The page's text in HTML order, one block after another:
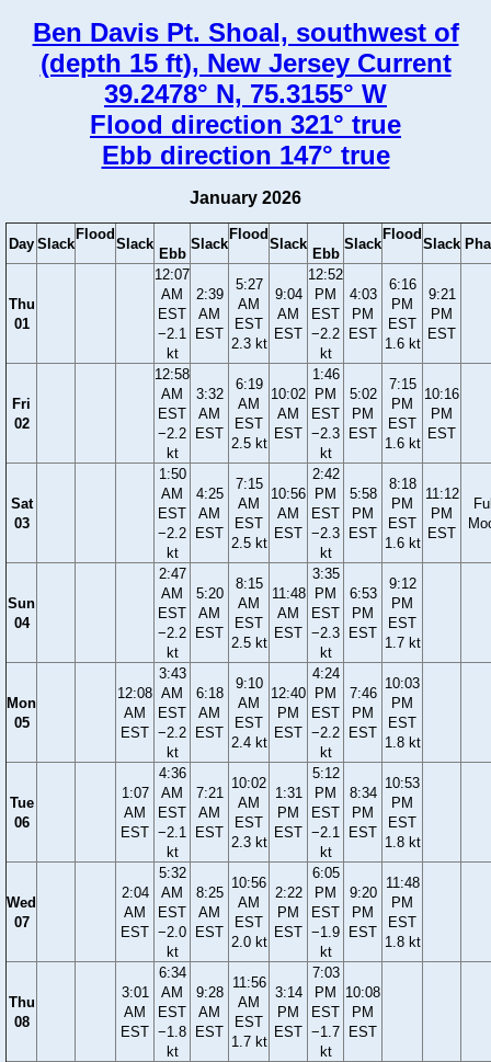
Ben Davis Pt. Shoal, southwest of
(depth 15 ft), New Jersey Current
39.2478° N, 75.3155° W
Flood direction 321° true
Ebb direction 147° true
January 2026
Day Slack
Flood
Slack
Ebb
Slack
Flood
Slack
Ebb
Slack
Flood
Slack
Thu
01
12:07
AM
EST
−2.1
kt
2:39
AM
EST
5:27
AM
EST
2.3 kt
9:04
AM
EST
12:52
PM
EST
−2.2
kt
4:03
PM
EST
6:16
PM
EST
1.6 kt
9:21
PM
EST
Fri
02
12:58
AM
EST
−2.2
kt
3:32
AM
EST
6:19
AM
EST
2.5 kt
10:02
AM
EST
1:46
PM
EST
−2.3
kt
5:02
PM
EST
7:15
PM
EST
1.6 kt
10:16
PM
EST
Sat
03
1:50
AM
EST
−2.2
kt
4:25
AM
EST
7:15
AM
EST
2.5 kt
10:56
AM
EST
2:42
PM
EST
−2.3
kt
5:58
PM
EST
8:18
PM
EST
1.6 kt
11:12
PM
EST
Sun
04
2:47
AM
EST
−2.2
kt
5:20
AM
EST
8:15
AM
EST
2.5 kt
11:48
AM
EST
3:35
PM
EST
−2.3
kt
6:53
PM
EST
9:12
PM
EST
1.7 kt
Mon
05
12:08
AM
EST
3:43
AM
EST
−2.2
kt
6:18
AM
EST
9:10
AM
EST
2.4 kt
12:40
PM
EST
4:24
PM
EST
−2.2
kt
7:46
PM
EST
10:03
PM
EST
1.8 kt
Tue
06
1:07
AM
EST
4:36
AM
EST
−2.1
kt
7:21
AM
EST
10:02
AM
EST
2.3 kt
1:31
PM
EST
5:12
PM
EST
−2.1
kt
8:34
PM
EST
10:53
PM
EST
1.8 kt
Wed
07
2:04
AM
EST
5:32
AM
EST
−2.0
kt
8:25
AM
EST
10:56
AM
EST
2.0 kt
2:22
PM
EST
6:05
PM
EST
−1.9
kt
9:20
PM
EST
11:48
PM
EST
1.8 kt
Thu
08
3:01
AM
EST
6:34
AM
EST
−1.8
kt
9:28
AM
EST
11:56
AM
EST
1.7 kt
3:14
PM
EST
7:03
PM
EST
−1.7
kt
10:08
PM
EST